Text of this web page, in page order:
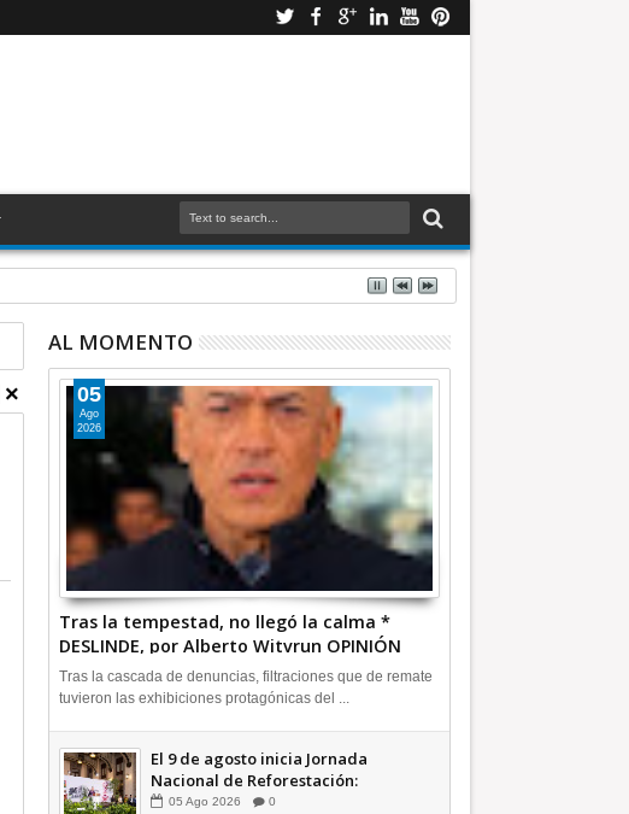
AL MOMENTO
Tras la tempestad, no llegó la calma *
DESLINDE, por Alberto Witvrun OPINIÓN
05
Ago
2026
Tras la cascada de denuncias, filtraciones que de remate
tuvieron las exhibiciones protagónicas del ...
El 9 de agosto inicia Jornada
Nacional de Reforestación:
presidenta Sheinbaum +Video
05 Ago 2026 0